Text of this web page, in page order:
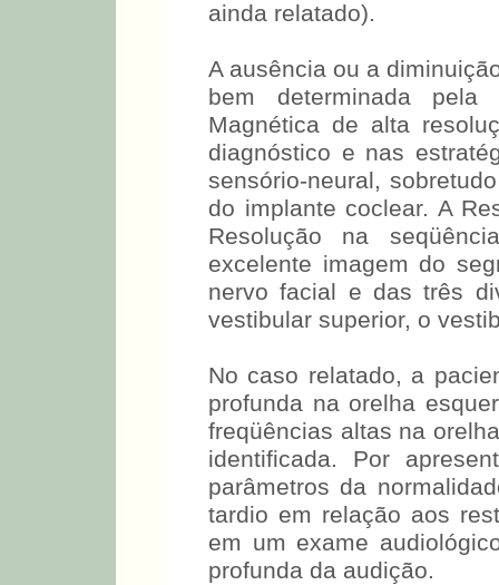
ainda relatado).
A ausência ou a
bem determinada pela
Magnética de alta
diagnóstico e nas
sensório-neural,
do implante coclear. A
Resolução na
excelente imagem do
nervo facial e das três
vestibular superior, o
No caso relatado, a
profunda na orelha
freqüências altas na
identificada. Por
parâmetros da
tardio em relação aos
em um exame
profunda da audição.